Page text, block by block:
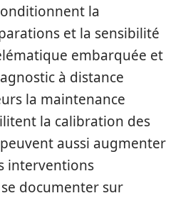
la
et la sensibilité
embarquée et
à distance
la maintenance
la calibration des
aussi augmenter
interventions
documenter sur